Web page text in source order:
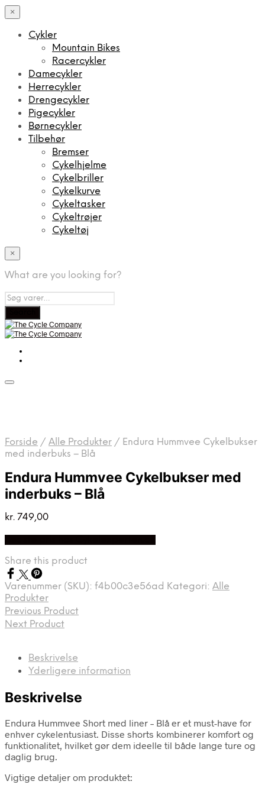
×
Cykler
Mountain Bikes
Racercykler
Damecykler
Herrecykler
Drengecykler
Pigecykler
Børnecykler
Tilbehør
Bremser
Cykelhjelme
Cykelbriller
Cykelkurve
Cykeltasker
Cykeltrøjer
Cykeltøj
×
What are you looking for?
Forside / Alle Produkter / Endura Hummvee Cykelbukser
med inderbuks – Blå
Endura Hummvee Cykelbukser med
inderbuks – Blå
kr. 749,00
Share this product
Varenummer (SKU): f4b00c3e56ad Kategori: Alle
Produkter
Previous Product
Next Product
Beskrivelse
Yderligere information
Beskrivelse
Endura Hummvee Short med liner – Blå er et must-have for
enhver cykelentusiast. Disse shorts kombinerer komfort og
funktionalitet, hvilket gør dem ideelle til både lange ture og
daglig brug.
Vigtige detaljer om produktet: